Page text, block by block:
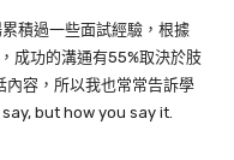
積過一些面試經驗，根據
成功的溝通有55%取決於肢
內容，所以我也常常告訴學
but how you say it.